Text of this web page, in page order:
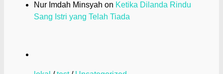
Nur Imdah Minsyah on Ketika Dilanda Rindu
Sang Istri yang Telah Tiada